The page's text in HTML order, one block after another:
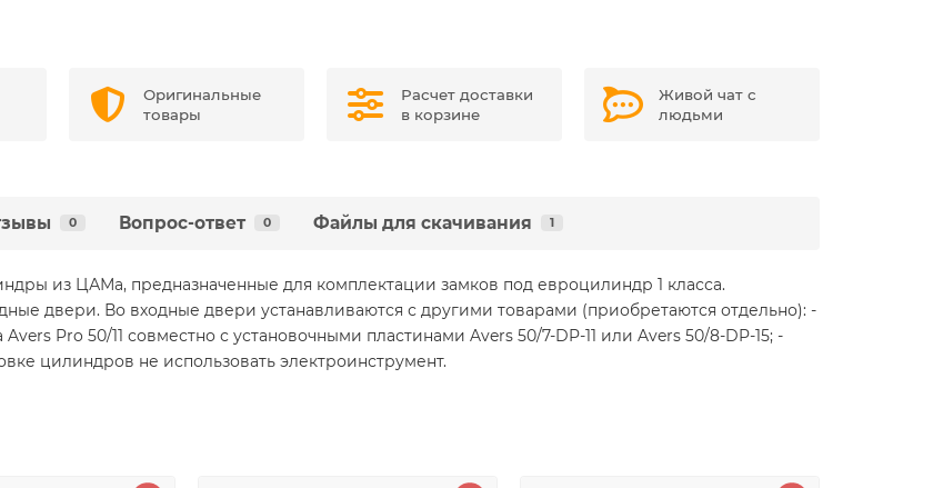
Оригинальные
товары
Расчет доставки
в корзине
Живой чат с
людьми
0 Вопрос-ответ 0 Файлы для скачивания 1
из ЦАМа, предназначенные для комплектации замков под евроцилиндр 1 класса.
двери. Во входные двери устанавливаются с другими товарами (приобретаются отдельно): -
Pro 50/11 совместно с установочными пластинами Avers 50/7-DP-11 или Avers 50/8-DP-15; -
цилиндров не использовать электроинструмент.